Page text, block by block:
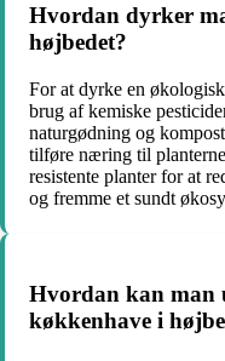
Hvordan dyrker
højbedet?
For at dyrke en
brug af kemiske
naturgødning og
tilføre næring til
resistente planter for at
og fremme et sundt
Hvordan kan man
køkkenhave i